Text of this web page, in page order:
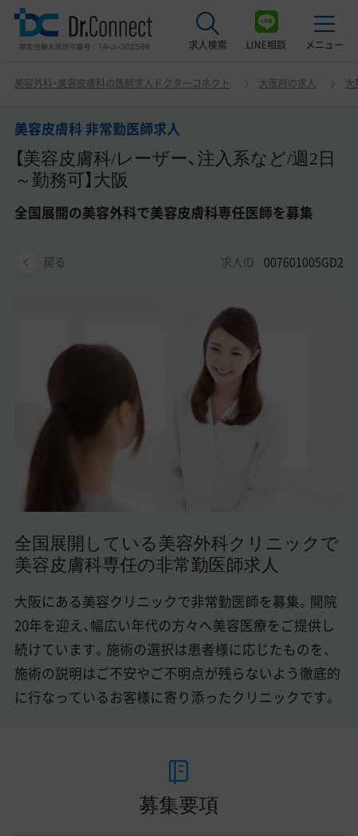
求人検索 LINE相談 メニュー
美容クリニック見学ご希望の方はこちら
サービス紹介
ドクターコネクトの強み
美容医療医師の転職お役立ちコンテンツ
美容クリニック見学・研修情報
美容外科・美容皮膚科の医師転職体験談
美容クリニックインタビュー
美容医療辞典
医師採用ご担当者様・その他問い合わせ
美容外科・美容皮膚科の医師求人ドクターコネクト 大阪府の求人 大
美容皮膚科 非常勤医師求人
【美容皮膚科/レーザー、注入系など/週2日
～勤務可】大阪
全国展開の美容外科で美容皮膚科専任医師を募集
戻る 求人ID 007601005GD2
全国展開している美容外科クリニックで
美容皮膚科専任の非常勤医師求人
大阪にある美容クリニックで非常勤医師を募集。開院
20年を迎え、幅広い年代の方々へ美容医療をご提供し
続けています。施術の選択は患者様に応じたものを、
施術の説明はご不安やご不明点が残らないよう徹底的
に行なっているお客様に寄り添ったクリニックです。
美容皮膚科 非常勤医師求人 【美容皮膚科/レーザー、注入系
など/週2日～勤務可】大阪 全国展開の美容外科で美容皮膚
募集要項